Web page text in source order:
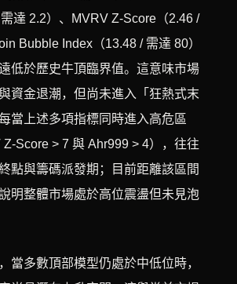
達 2.2）、MVRV Z-Score（2.46 /
Bubble Index（13.48 / 需達 80）
低於歷史牛頂臨界值。這意味市場
資金退潮，但尚未進入「狂熱式末
當上述多項指標同時進入高危區
Z-Score > 7 與 Ahr999 > 4），往往
點與籌碼派發期；目前距離該區間
明整體市場處於高位震盪但未見泡
當多數頂部模型仍處於中低位時，